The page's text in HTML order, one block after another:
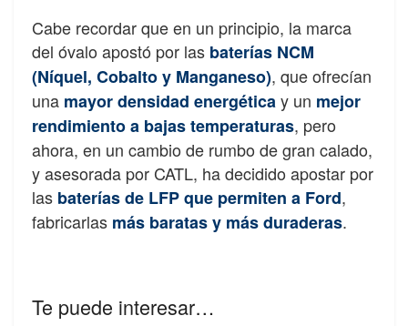
Cabe recordar que en un principio, la marca
del óvalo apostó por las baterías NCM
(Níquel, Cobalto y Manganeso), que ofrecían
una mayor densidad energéticay un mejor
rendimiento a bajas temperaturas, pero
ahora, en un cambio de rumbo de gran calado,
y asesorada por CATL, ha decidido apostar por
las baterías de LFP que permiten a Ford,
fabricarlas más baratas y más duraderas.
Te puede interesar…